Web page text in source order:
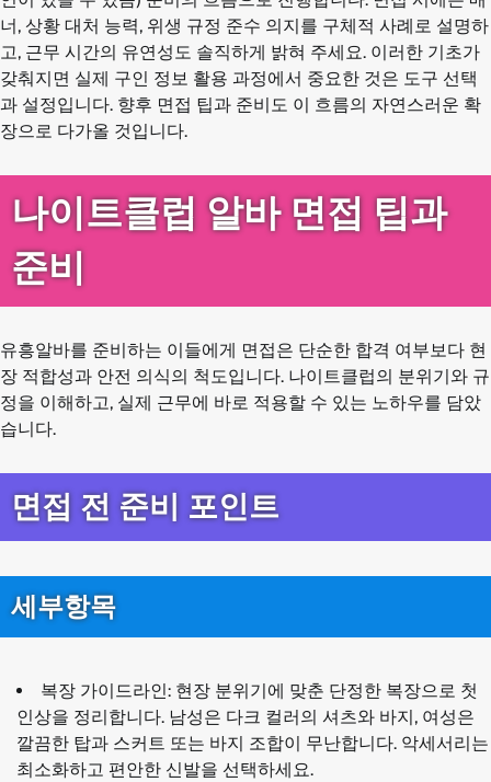
너, 상황 대처 능력, 위생 규정 준수 의지를 구체적 사례로 설명하
고, 근무 시간의 유연성도 솔직하게 밝혀 주세요. 이러한 기초가
갖춰지면 실제 구인 정보 활용 과정에서 중요한 것은 도구 선택
과 설정입니다. 향후 면접 팁과 준비도 이 흐름의 자연스러운 확
장으로 다가올 것입니다.
나이트클럽 알바 면접 팁과
준비
유흥알바를 준비하는 이들에게 면접은 단순한 합격 여부보다 현
장 적합성과 안전 의식의 척도입니다. 나이트클럽의 분위기와 규
정을 이해하고, 실제 근무에 바로 적용할 수 있는 노하우를 담았
습니다.
면접 전 준비 포인트
세부항목
복장 가이드라인: 현장 분위기에 맞춘 단정한 복장으로 첫
인상을 정리합니다. 남성은 다크 컬러의 셔츠와 바지, 여성은
깔끔한 탑과 스커트 또는 바지 조합이 무난합니다. 악세서리는
최소화하고 편안한 신발을 선택하세요.